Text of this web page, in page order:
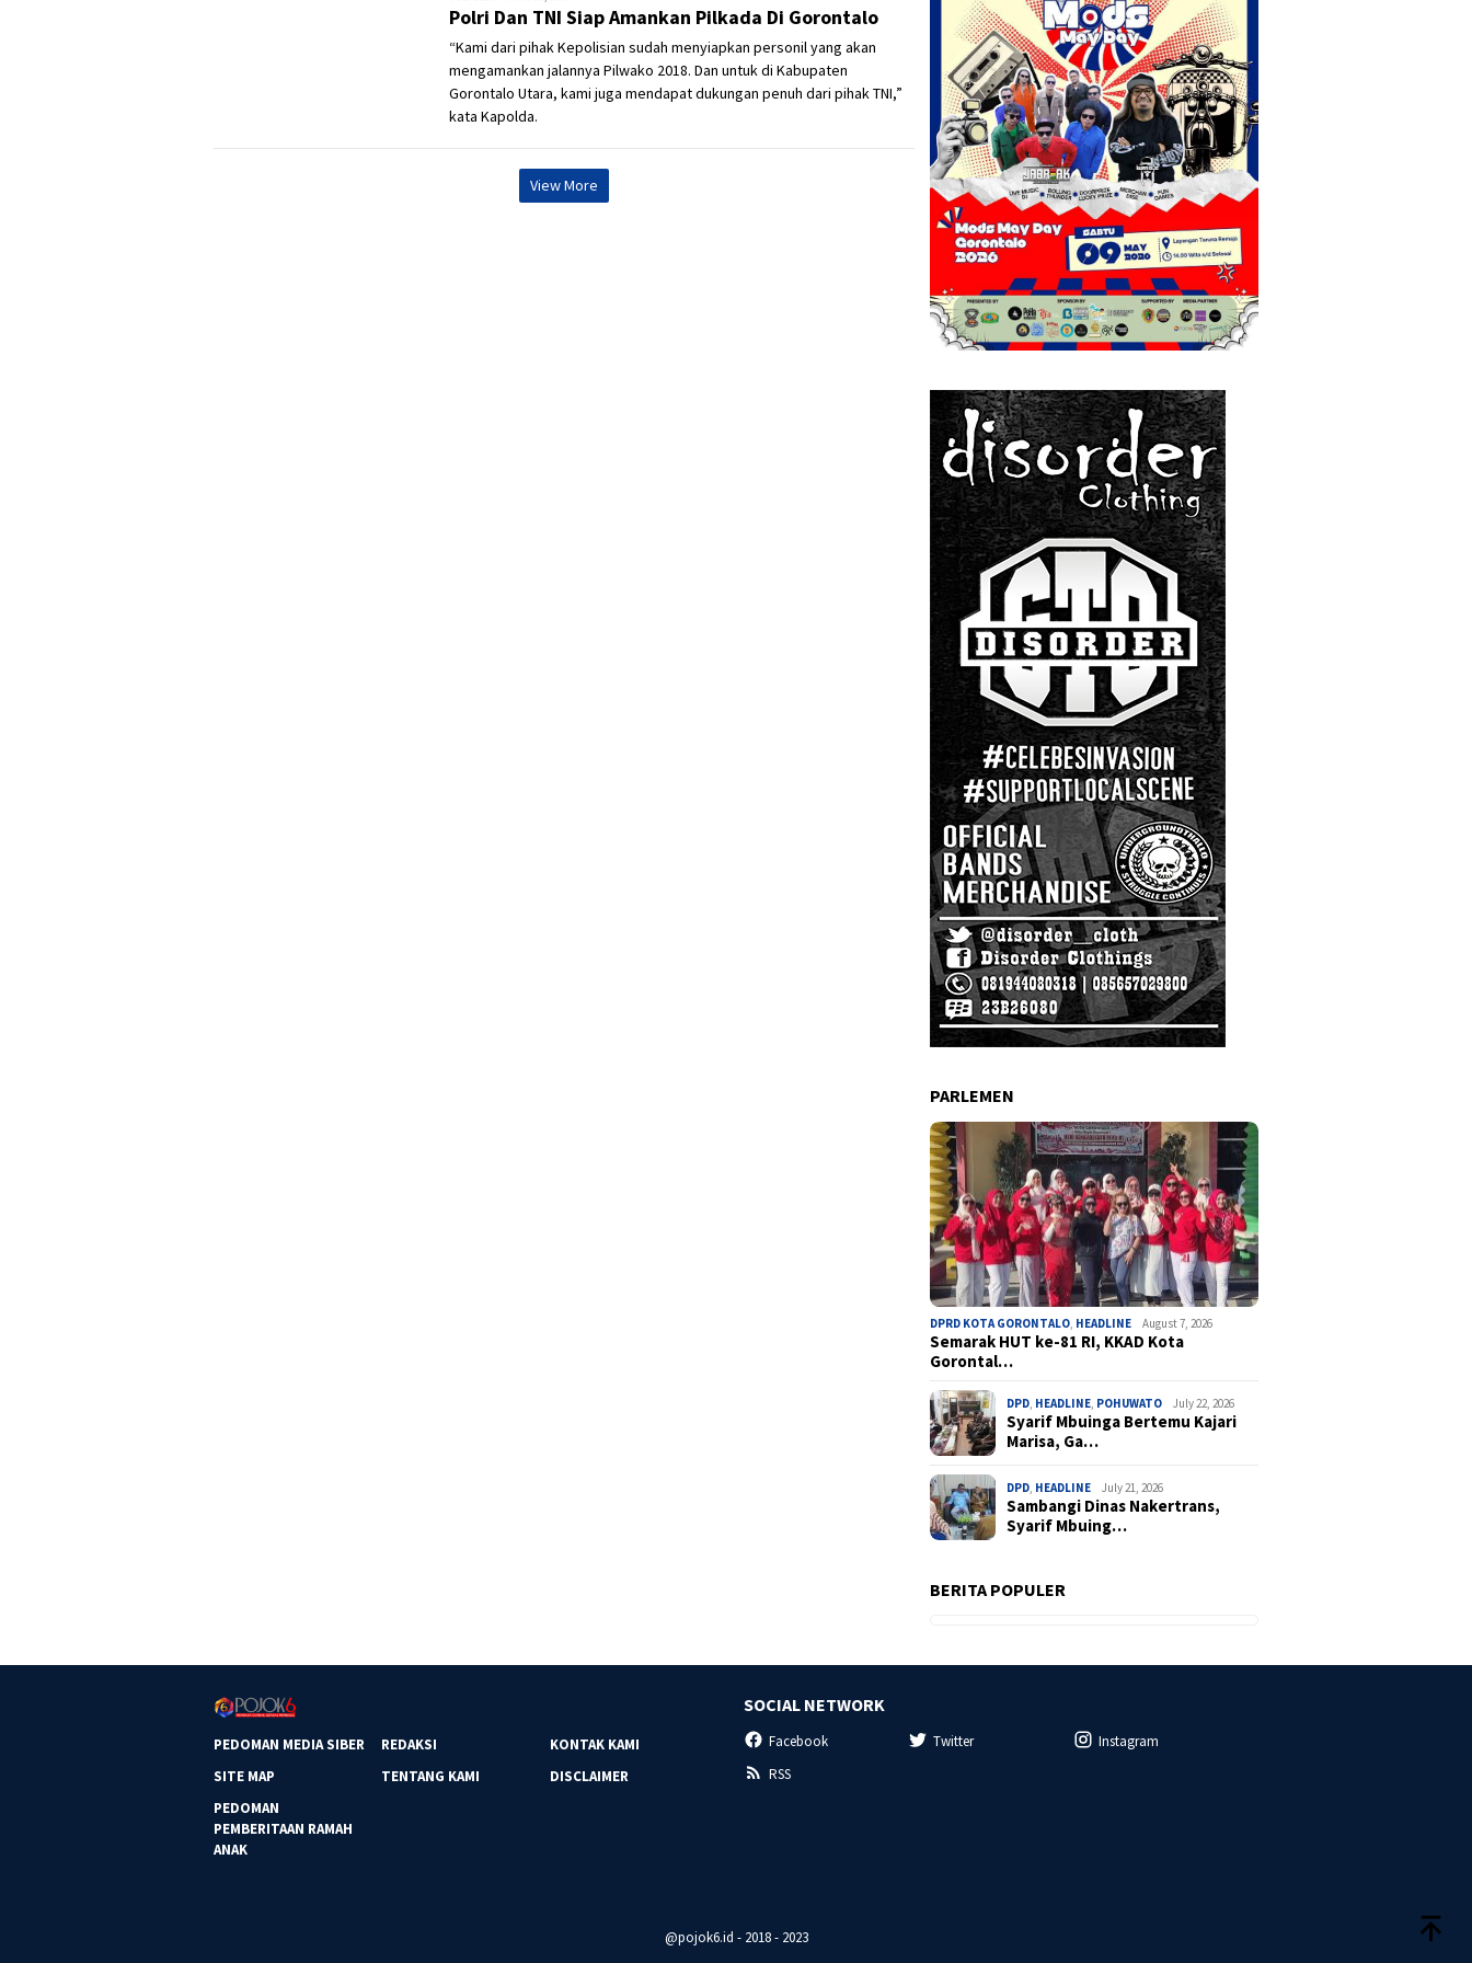
Polri Dan TNI Siap Amankan Pilkada Di Gorontalo
“Kami dari pihak Kepolisian sudah menyiapkan personil yang akan
mengamankan jalannya Pilwako 2018. Dan untuk di Kabupaten
Gorontalo Utara, kami juga mendapat dukungan penuh dari pihak TNI,”
kata Kapolda.
View More
PARLEMEN
DPRD KOTA GORONTALO, HEADLINE August 7, 2026
Semarak HUT ke-81 RI, KKAD Kota
Gorontal…
DPD, HEADLINE, POHUWATO July 22, 2026
Syarif Mbuinga Bertemu Kajari
Marisa, Ga…
DPD, HEADLINE July 21, 2026
Sambangi Dinas Nakertrans,
Syarif Mbuing…
BERITA POPULER
PEDOMAN MEDIA SIBER REDAKSI
KONTAK KAMI
SITE MAP
TENTANG KAMI
DISCLAIMER
PEDOMAN
PEMBERITAAN RAMAH
ANAK
SOCIAL NETWORK
Facebook Twitter
Instagram
RSS
@pojok6.id - 2018 - 2023